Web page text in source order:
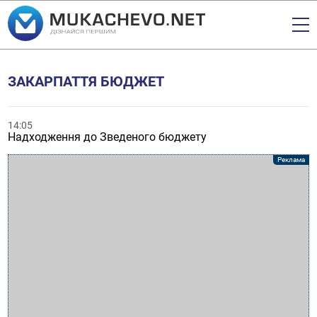
ЗАКАРПАТТЯ БЮДЖЕТ
14:05
Надходження до Зведеного бюджету